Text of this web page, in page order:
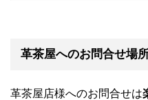
革茶屋へのお問合せ場
革茶屋店様へのお問合せは